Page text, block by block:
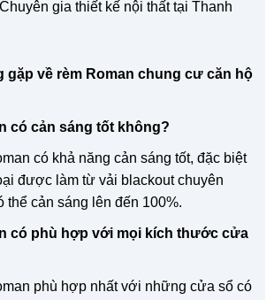
gia thiết kế nội thất tại Thanh
gặp về rèm Roman chung cư căn hộ
có cản sáng tốt không?
có khả năng cản sáng tốt, đặc biệt
được làm từ vải blackout chuyên
thể cản sáng lên đến 100%.
có phù hợp với mọi kích thước cửa
phù hợp nhất với những cửa sổ có